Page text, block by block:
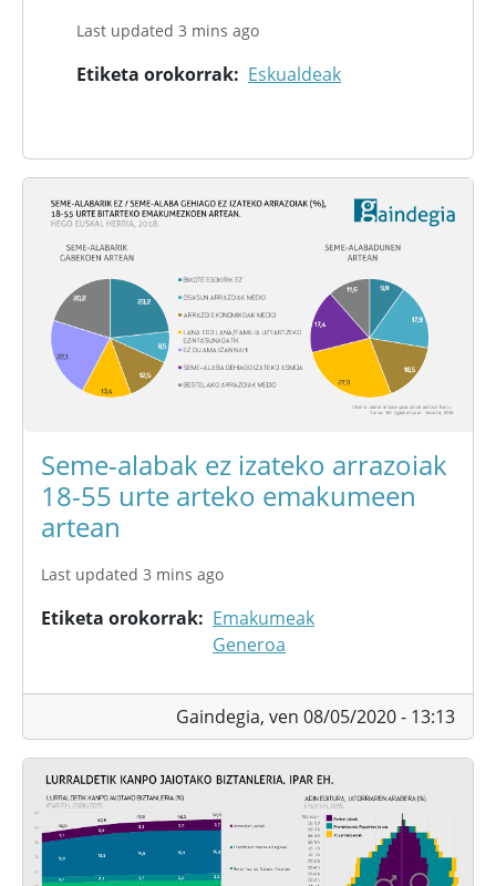
Last updated 3 mins ago
Etiketa orokorrak Eskualdeak
Seme-alabak ez izateko arrazoiak
18-55 urte arteko emakumeen
artean
Last updated 3 mins ago
Etiketa orokorrak
Emakumeak
Generoa
Gaindegia, ven 08/05/2020 - 13:13